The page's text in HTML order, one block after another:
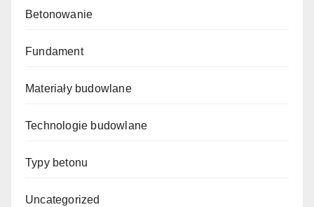
Betonowanie
Fundament
Materiały budowlane
Technologie budowlane
Typy betonu
Uncategorized